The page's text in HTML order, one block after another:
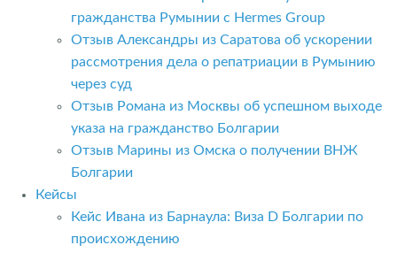
гражданства Румынии с Hermes Group
Отзыв Александры из Саратова об ускорении
рассмотрения дела о репатриации в Румынию
через суд
Отзыв Романа из Москвы об успешном выходе
указа на гражданство Болгарии
Отзыв Марины из Омска о получении ВНЖ
Болгарии
Кейсы
Кейс Ивана из Барнаула: Виза D Болгарии по
происхождению